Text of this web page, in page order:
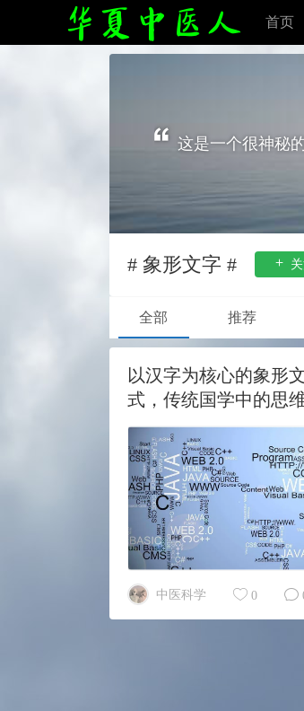
首页
这是一个很神秘
# 象形文字 #
全部 推荐
以汉字为核心的象形
式，传统国学中的思
中医科学 0